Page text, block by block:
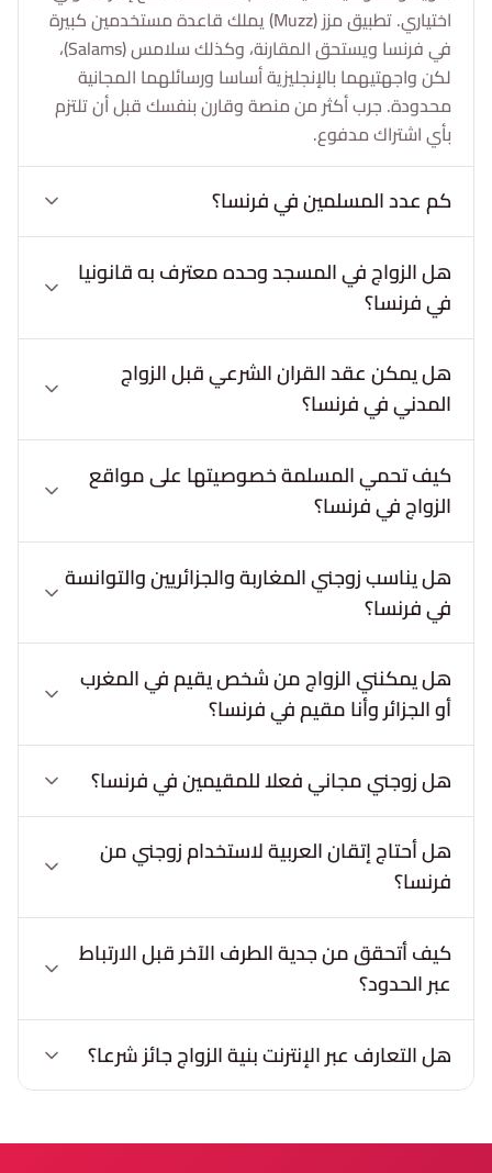
اختياري. تطبيق مزز (Muzz) يملك قاعدة مستخدمين كبيرة
في فرنسا ويستحق المقارنة، وكذلك سلامس (Salams)،
لكن واجهتيهما بالإنجليزية أساسا ورسائلهما المجانية
محدودة. جرب أكثر من منصة وقارن بنفسك قبل أن تلتزم
بأي اشتراك مدفوع.
كم عدد المسلمين في فرنسا؟
هل الزواج في المسجد وحده معترف به قانونيا
في فرنسا؟
هل يمكن عقد القران الشرعي قبل الزواج
المدني في فرنسا؟
كيف تحمي المسلمة خصوصيتها على مواقع
الزواج في فرنسا؟
هل يناسب زوجني المغاربة والجزائريين والتوانسة
في فرنسا؟
هل يمكنني الزواج من شخص يقيم في المغرب
أو الجزائر وأنا مقيم في فرنسا؟
هل زوجني مجاني فعلا للمقيمين في فرنسا؟
هل أحتاج إتقان العربية لاستخدام زوجني من
فرنسا؟
كيف أتحقق من جدية الطرف الآخر قبل الارتباط
عبر الحدود؟
هل التعارف عبر الإنترنت بنية الزواج جائز شرعا؟